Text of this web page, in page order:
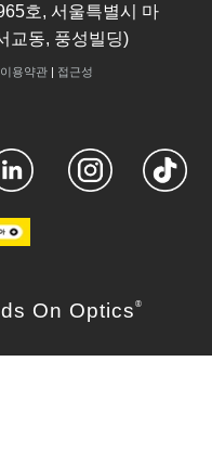
호, 서울특별시 마
교동, 풍성빌딩)
이용약관| 접근성
On Optics ®